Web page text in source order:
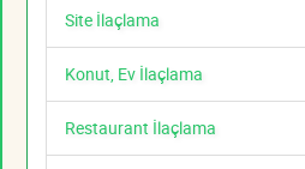
Site İlaçlama
Konut, Ev İlaçlama
Restaurant İlaçlama